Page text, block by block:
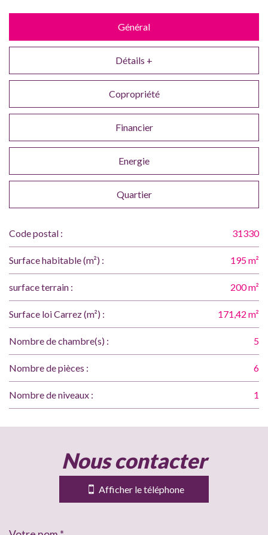
Général
Détails +
Copropriété
Financier
Energie
Quartier
Code postal : 31330
Surface habitable (m²) : 195 m²
surface terrain : 200 m²
Surface loi Carrez (m²) : 171,42 m²
Nombre de chambre(s) : 5
Nombre de pièces : 6
Nombre de niveaux : 1
nous contacter
Afficher le téléphone